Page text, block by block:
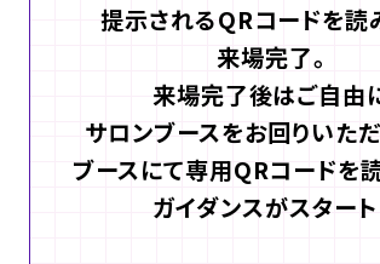
提示されるQRコードを読
来場完了。
来場完了後はご自由
サロンブースをお回りいただ
ブースにて専用QRコードを
ガイダンスがスタート